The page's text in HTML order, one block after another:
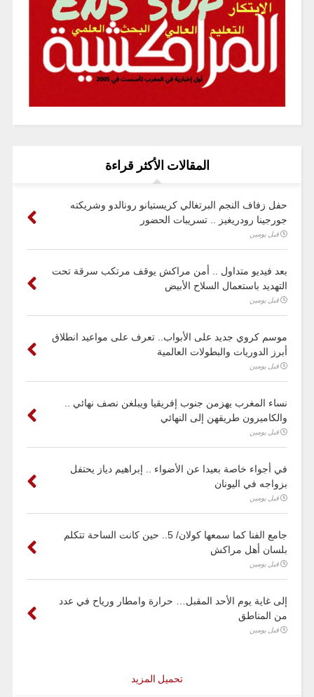
المقالات الأكثر قراءة
حفل زفاف النجم البرتغالي كريستيانو رونالدو وشريكته
جورجينا رودريغيز .. تسريبات الحضور
قبل يومين
بعد فيديو متداول .. أمن مراكش يوقف مرتكب سرقة تحت
التهديد باستعمال السلاح الأبيض
قبل يومين
موسم كروي جديد على الأبواب.. تعرف على مواعيد انطلاق
أبرز الدوريات والبطولات العالمية
قبل يومين
نساء المغرب يهزمن جنوب إفريقيا ويبلغن نصف نهائي ..
والكاميرون طريقهن إلى النهائي
قبل يومين
في أجواء خاصة بعيدا عن الأضواء .. إبراهيم دياز يحتفل
بزواجه في اليونان
قبل يومين
جامع الفنا كما سمعها كولان/ 5.. حين كانت الساحة تتكلم
بلسان أهل مراكش
قبل يومين
إلى غاية يوم الأحد المقبل… حرارة وامطار ورياح في عدد
من المناطق
قبل يومين
تحميل المزيد